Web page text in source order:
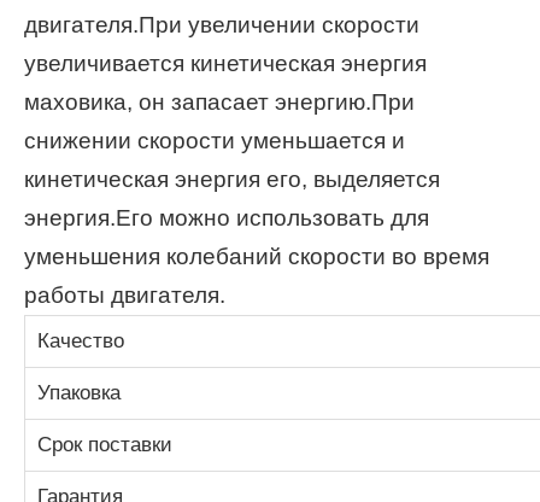
двигателя.При увеличении скорости
увеличивается кинетическая энергия
маховика, он запасает энергию.При
снижении скорости уменьшается и
кинетическая энергия его, выделяется
энергия.Его можно использовать для
уменьшения колебаний скорости во время
работы двигателя.
Качество
Упаковка
Срок поставки
Гарантия